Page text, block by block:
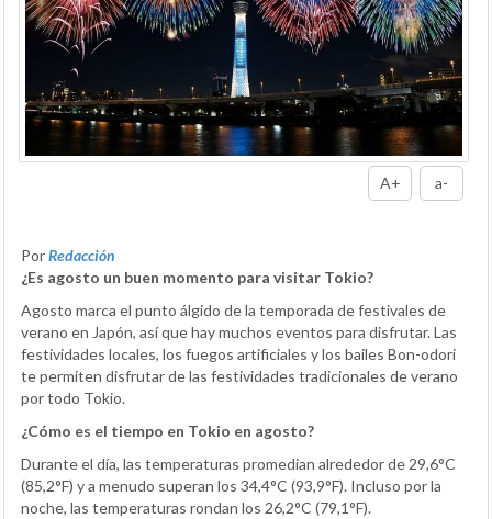
A+ a-
PorRedacción
¿Es agosto un buen momento para visitar Tokio?
Agosto marca el punto álgido de la temporada de festivales de
verano en Japón, así que hay muchos eventos para disfrutar. Las
festividades locales, los fuegos artificiales y los bailes Bon-odori
te permiten disfrutar de las festividades tradicionales de verano
por todo Tokio.
¿Cómo es el tiempo en Tokio en agosto?
Durante el día, las temperaturas promedian alrededor de 29,6°C
(85,2°F) y a menudo superan los 34,4°C (93,9°F). Incluso por la
noche, las temperaturas rondan los 26,2°C (79,1°F).